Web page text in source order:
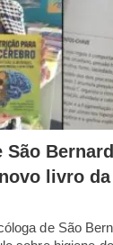
São
livro
de São